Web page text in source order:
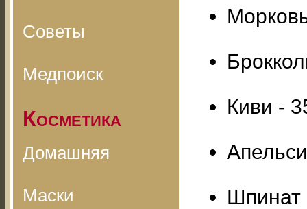
Советы
Медпоиск
Косметика
Домашняя
Маски
Киви -
Шпинат